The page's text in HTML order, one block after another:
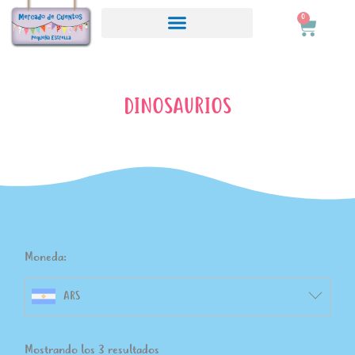
0
Carrito
DINOSAURIOS
Moneda:
ARS
Mostrando los 3 resultados